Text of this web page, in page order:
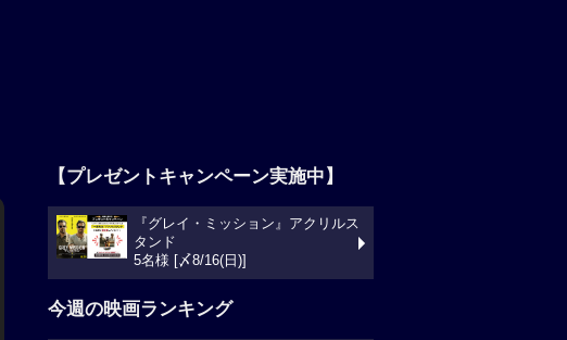
【プレゼントキャンペーン実施中】
『グレイ・ミッション』アクリルス
タンド
5名様 [〆8/16(日)]
今週の映画ランキング